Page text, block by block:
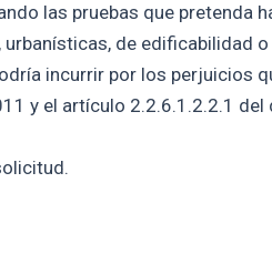
las pruebas que pretenda
de edificabilidad
incurrir por los perjuicios
y el artículo 2.2.6.1.2.2.1